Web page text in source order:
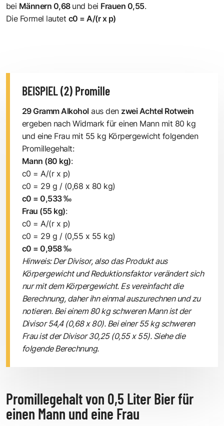
bei Männern 0,68 und bei Frauen 0,55.
Die Formel lautet c0 = A/(r x p)
BEISPIEL (2) Promille
29 Gramm Alkohol aus den zwei Achtel Rotwein
ergeben nach Widmark für einen Mann mit 80 kg
und eine Frau mit 55 kg Körpergewicht folgenden
Promillegehalt:
Mann (80 kg):
c0 = A/(r x p)
c0 = 29 g / (0,68 x 80 kg)
c0 = 0,533 ‰
Frau (55 kg):
c0 = A/(r x p)
c0 = 29 g / (0,55 x 55 kg)
c0 = 0,958 ‰
Hinweis: Der Divisor, also das Produkt aus
Körpergewicht und Reduktionsfaktor verändert sich
nur mit dem Körpergewicht. Es vereinfacht die
Berechnung, daher ihn einmal auszurechnen und zu
notieren. Bei einem 80 kg schweren Mann ist der
Divisor 54,4 (0,68 x 80). Bei einer 55 kg schweren
Frau ist der Divisor 30,25 (0,55 x 55). Siehe die
folgende Berechnung.
Promillegehalt von 0,5 Liter Bier für
einen Mann und eine Frau